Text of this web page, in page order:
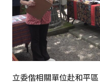
立委偕相關單位赴和平